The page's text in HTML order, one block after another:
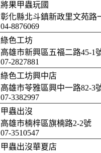
將果甲蟲玩國
彰化縣北斗鎮新政里文苑路
04-8876069
綠色工坊
高雄市新興區五福二路45-1
07-2827881
綠色工坊興中店
高雄市苓雅區興中一路82-3
07-3382997
甲蟲出沒
高雄市楠梓區旗楠路2-2號
07-3510547
甲蟲出沒華夏店